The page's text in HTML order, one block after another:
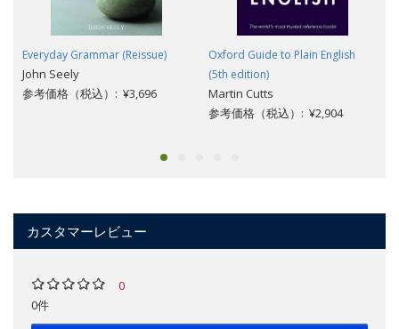
Everyday Grammar (Reissue)
John Seely
参考価格（税込）: ¥3,696
Oxford Guide to Plain English
(5th edition)
Martin Cutts
参考価格（税込）: ¥2,904
カスタマーレビュー
0
0件